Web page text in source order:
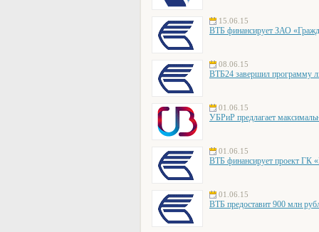
15.06.15
ВТБ финансирует ЗАО
08.06.15
ВТБ24 завершил программу
01.06.15
УБРиР предлагает
01.06.15
ВТБ финансирует проект ГК
01.06.15
ВТБ предоставит 900 млн